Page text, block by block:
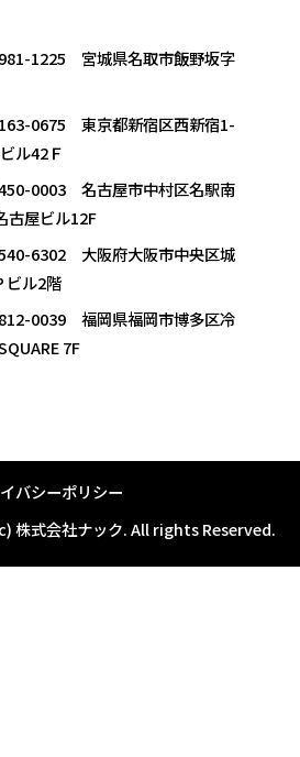
1225 宮城県名取市飯野坂字
0675 東京都新宿区西新宿1-
ル42Ｆ
0003 名古屋市中村区名駅南
屋ビル12F
6302 大阪府大阪市中央区城
ル2階
0039 福岡県福岡市博多区冷
7F
バシーポリシー
株式会社ナック.All rights Reserved.